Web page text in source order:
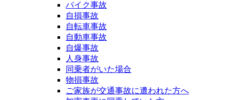
バイク事故
自損事故
自転車事故
自動車事故
自爆事故
人身事故
同乗者がいた場合
物損事故
ご家族が交通事故に遭われた方へ